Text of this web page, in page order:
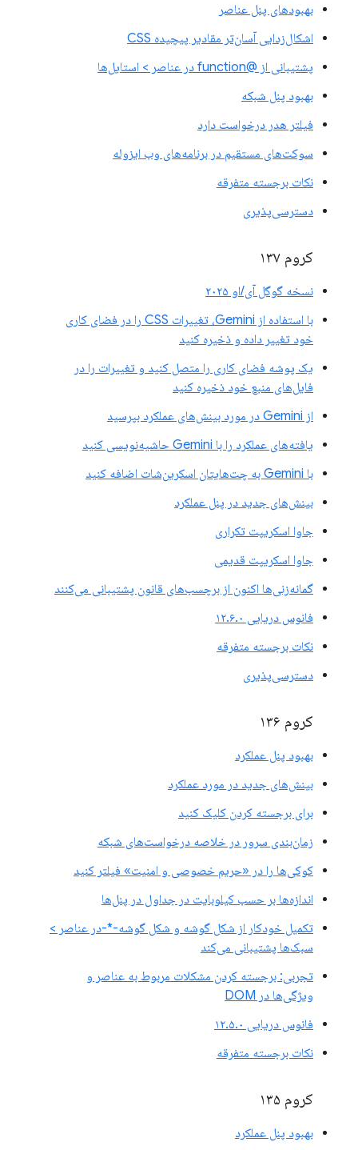
بهبودهای پنل عناصر
اشکال‌زدایی آسان‌تر مقادیر پیچیده CSS
پشتیبانی از @function در عناصر > استایل‌ها
بهبود پنل شبکه
فیلتر هدر درخواست دارد
سوکت‌های مستقیم در برنامه‌های وب ایزوله
نکات برجسته متفرقه
دسترسی‌پذیری
کروم ۱۳۷
نسخه گوگل آی/او ۲۰۲۵
با استفاده از Gemini، تغییرات CSS را در فضای کاری
خود تغییر داده و ذخیره کنید
یک پوشه فضای کاری را متصل کنید و تغییرات را در
فایل‌های منبع خود ذخیره کنید
از Gemini در مورد بینش‌های عملکرد بپرسید
یافته‌های عملکرد را با Gemini حاشیه‌نویسی کنید
با Gemini به چت‌هایتان اسکرین‌شات اضافه کنید
بینش‌های جدید در پنل عملکرد
جاوا اسکریپت تکراری
جاوا اسکریپت قدیمی
گمانه‌زنی‌ها اکنون از برچسب‌های قانون پشتیبانی می‌کنند
فانوس دریایی ۱۲.۶.۰
نکات برجسته متفرقه
دسترسی‌پذیری
کروم ۱۳۶
بهبود پنل عملکرد
بینش‌های جدید در مورد عملکرد
برای برجسته کردن کلیک کنید
زمان‌بندی سرور در خلاصه درخواست‌های شبکه
کوکی‌ها را در «حریم خصوصی و امنیت» فیلتر کنید
اندازه‌ها بر حسب کیلوبایت در جداول در پنل‌ها
تکمیل خودکار از شکل گوشه و شکل گوشه-*-در عناصر >
سبک‌ها پشتیبانی می‌کند
تجربی: برجسته کردن مشکلات مربوط به عناصر و
ویژگی‌ها در DOM
فانوس دریایی ۱۲.۵.۰
نکات برجسته متفرقه
کروم ۱۳۵
بهبود پنل عملکرد